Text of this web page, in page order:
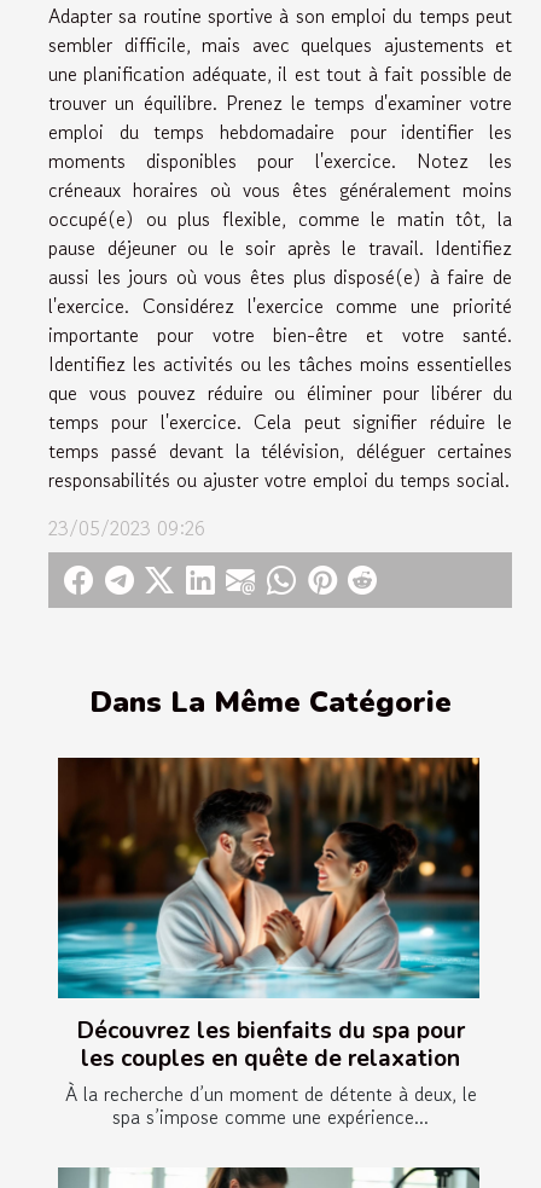
Dans La Même Catégorie
Découvrez les bienfaits du spa pour
les couples en quête de relaxation
À la recherche d’un moment de détente à deux, le
spa s’impose comme une expérience...
Adapter sa routine sportive à son emploi du temps peut
sembler difficile, mais avec quelques ajustements et
une planification adéquate, il est tout à fait possible de
trouver un équilibre. Prenez le temps d'examiner votre
emploi du temps hebdomadaire pour identifier les
moments disponibles pour l'exercice. Notez les
créneaux horaires où vous êtes généralement moins
occupé(e) ou plus flexible, comme le matin tôt, la
pause déjeuner ou le soir après le travail. Identifiez
aussi les jours où vous êtes plus disposé(e) à faire de
l'exercice. Considérez l'exercice comme une priorité
importante pour votre bien-être et votre santé.
Identifiez les activités ou les tâches moins essentielles
que vous pouvez réduire ou éliminer pour libérer du
temps pour l'exercice. Cela peut signifier réduire le
temps passé devant la télévision, déléguer certaines
responsabilités ou ajuster votre emploi du temps social.
23/05/2023 09:26